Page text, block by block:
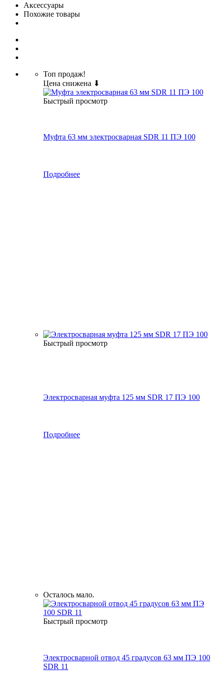
Аксессуары
Похожие товары
Топ продаж!
Цена снижена ⬇
Быстрый просмотр
Муфта 63 мм электросварная SDR 11 ПЭ 100
Подробнее
Быстрый просмотр
Электросварная муфта 125 мм SDR 17 ПЭ 100
Подробнее
Осталось мало.
Быстрый просмотр
Электросварной отвод 45 градусов 63 мм ПЭ 100
SDR 11